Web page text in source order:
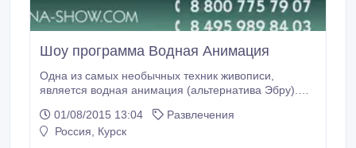
Шоу программа Водная Анимация
Одна из самых необычных техник живописи,
является водная анимация (альтернатива Эбру).
красками на воде. Уникальное шоу даст вам
возможность увидеть воду такой, какой вы её не
01/08/2015 13:04
Развлечения
Россия, Курск